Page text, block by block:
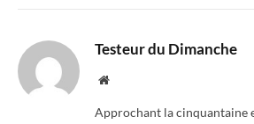
Testeur du Dimanche
Website
Approchant la cinquantaine